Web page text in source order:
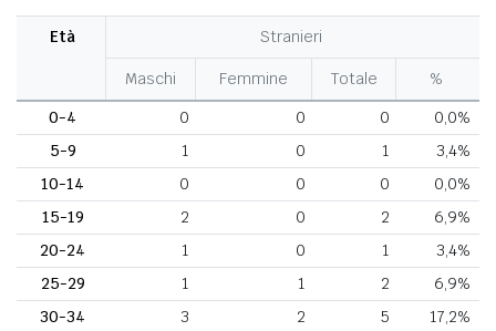
Età Stranieri
Maschi Femmine Totale
%
0-4
0 0 0
0,0%
5-9
1 0 1
3,4%
10-14
0 0 0
0,0%
15-19
2 0 2
6,9%
20-24
1 0 1
3,4%
25-29
1 1 2
6,9%
30-34
3 2 5
17,2%